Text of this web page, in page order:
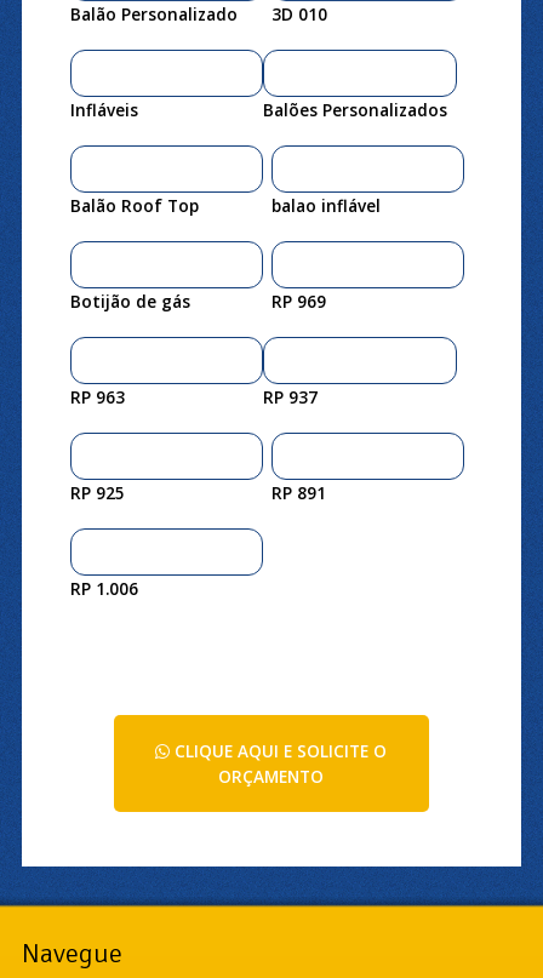
Balão Personalizado 3D 010
Infláveis Balões Personalizados
Balão Roof Top balao inflável
Botijão de gás RP 969
RP 963 RP 937
RP 925 RP 891
RP 1.006
CLIQUE AQUI E SOLICITE O
ORÇAMENTO
Navegue